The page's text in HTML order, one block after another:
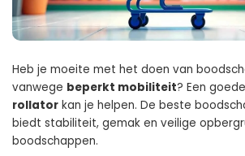
Heb je moeite met het doen van
vanwege beperkt mobiliteit? Een goede
rollator kan je helpen. De beste
biedt stabiliteit, gemak en veilige
boodschappen.